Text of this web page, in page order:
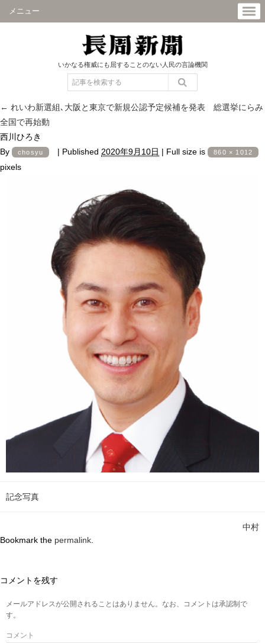
メニュー
いかなる権威にも屈することのない人民の言論機関
← れいわ新選組､大阪と東京で新規公認予定候補を発表 総選挙にらみ
全国で再始動
西川ひろき
By
chosyu | Published 2020年9月10日 | Full size is 860 × 1012
pixels
記念写真
中村
Bookmark the permalink.
コメントを残す
メールアドレスが公開されることはありません。なお、コメントは承認制で
す。
コメント